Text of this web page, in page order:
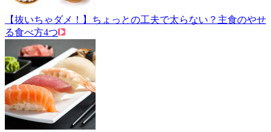
【抜いちゃダメ！】ちょっとの工夫で太らない？主食のやせ
る食べ方4つ